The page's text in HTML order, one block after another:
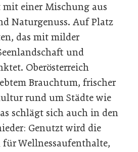
mit einer Mischung aus
Naturgenuss. Auf Platz
das mit milder
und
Oberösterreich
Brauchtum, frischer
rund um Städte wie
schlägt sich auch in den
Genutzt wird die
für Wellnessaufenthalte,